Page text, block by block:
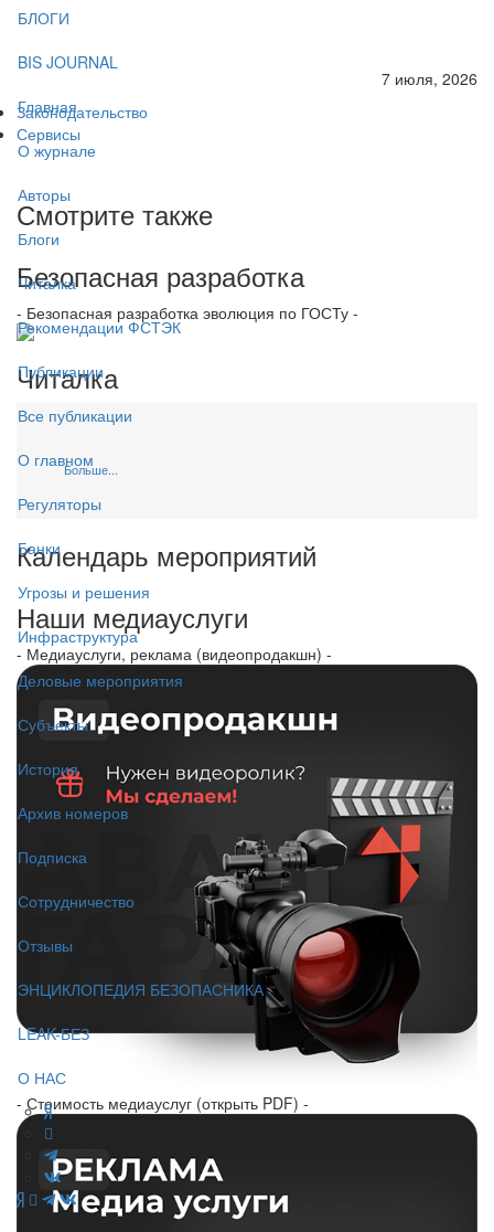
БЛОГИ
BIS JOURNAL
Главная
О журнале
Авторы
Блоги
Читалка
Рекомендации ФСТЭК
Публикации
Все публикации
О главном
Регуляторы
Банки
Угрозы и решения
Инфраструктура
Деловые мероприятия
Субъекты
История
Архив номеров
Подписка
Сотрудничество
Отзывы
ЭНЦИКЛОПЕДИЯ БЕЗОПАСНИКА
LEAK-БЕЗ
О НАС
7 июля, 2026
Законодательство
Сервисы
Смотрите также
Безопасная разработка
- Безопасная разработка эволюция по ГОСТу -
Читалка
Больше...
Календарь мероприятий
Наши медиауслуги
- Медиауслуги, реклама (видеопродакшн) -
- Стоимость медиауслуг (открыть PDF) -